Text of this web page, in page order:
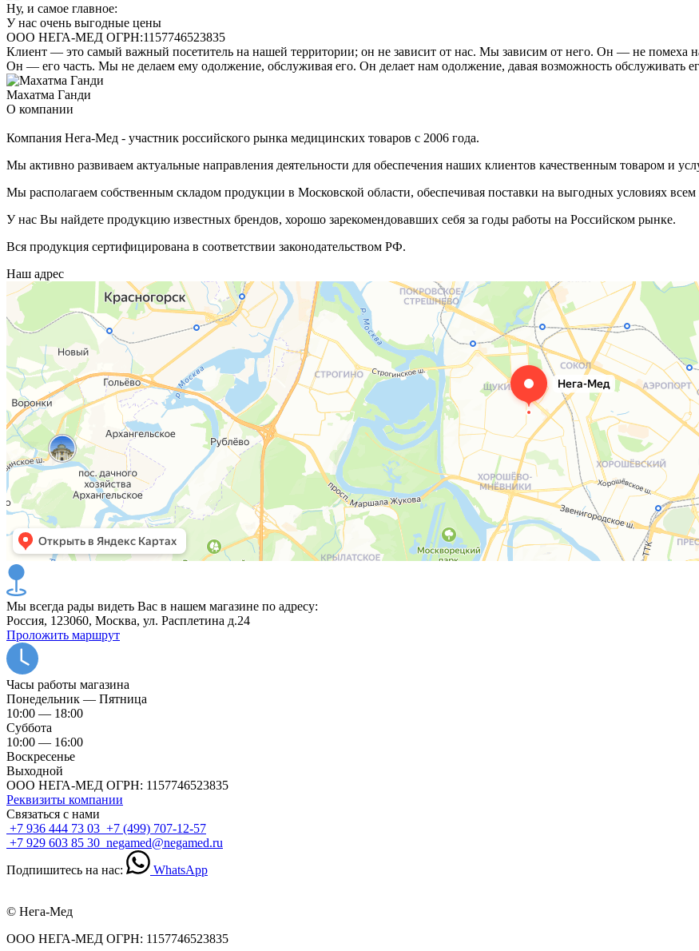
Ну, и самое главное:
У нас очень выгодные цены
ООО НЕГА-МЕД ОГРН:1157746523835
Клиент — это самый важный посетитель на нашей территории; он не зависит от нас. Мы зависим от него. Он — не
Он — его часть. Мы не делаем ему одолжение, обслуживая его. Он делает нам одолжение, давая возможность обслуживать
Махатма Ганди
О компании
Компания Нега-Мед - участник российского рынка медицинских товаров с 2006 года.
Мы активно развиваем актуальные направления деятельности для обеспечения наших клиентов качественным товаром и
Мы располагаем собственным складом продукции в Московской области, обеспечивая поставки на выгодных условиях
У нас Вы найдете продукцию известных брендов, хорошо зарекомендовавших себя за годы работы на Российском рынке.
Вся продукция сертифицирована в соответствии законодательством РФ.
Наш адрес
Мы всегда рады видеть Вас в нашем магазине по адресу:
Россия, 123060, Москва, ул. Расплетина д.24
Проложить маршрут
Часы работы магазина
Понедельник — Пятница
10:00 — 18:00
Суббота
10:00 — 16:00
Воскресенье
Выходной
ООО НЕГА-МЕД ОГРН: 1157746523835
Реквизиты компании
Связаться с нами
+7 936 444 73 03 +7 (499) 707-12-57
+7 929 603 85 30 negamed@negamed.ru
Подпишитесь на нас:
WhatsApp
© Нега-Мед
ООО НЕГА-МЕД ОГРН: 1157746523835